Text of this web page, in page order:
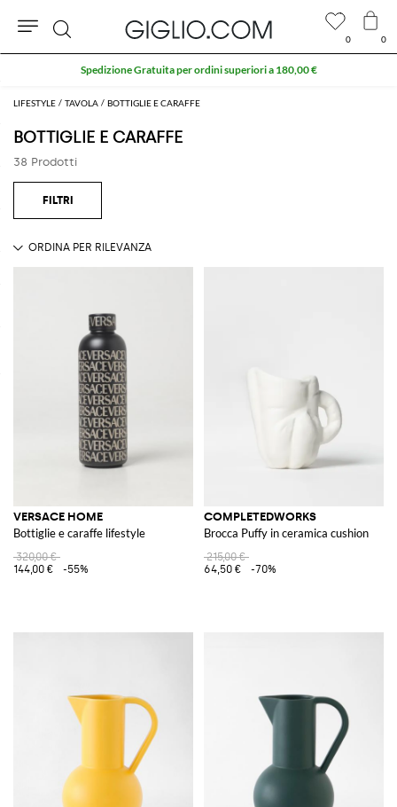
LIFESTYLE TAVOLA BOTTIGLIE E CARAFFE
BOTTIGLIE E CARAFFE
38 Prodotti
VERSACE HOME
Bottiglie e caraffe lifestyle
320,00 €
144,00 €
-55%
COMPLETEDWORKS
Brocca Puffy in ceramica cushion
215,00 €
64,50 €
-70%
0 0
Cerca
Spedizione Gratuita per ordini superiori a 180,00 €